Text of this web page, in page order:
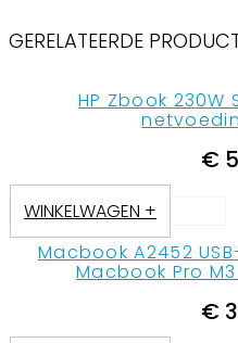
GERELATEERDE
HP Zbook 230W
€
WINKELWAGEN +
Macbook A2452
Macbook Pro M3
€